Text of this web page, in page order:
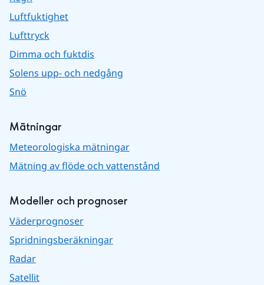
Luftfuktighet
Lufttryck
Dimma och fuktdis
Solens upp- och nedgång
Snö
Mätningar
Meteorologiska mätningar
Mätning av flöde och vattenstånd
Modeller och prognoser
Väderprognoser
Spridningsberäkningar
Radar
Satellit